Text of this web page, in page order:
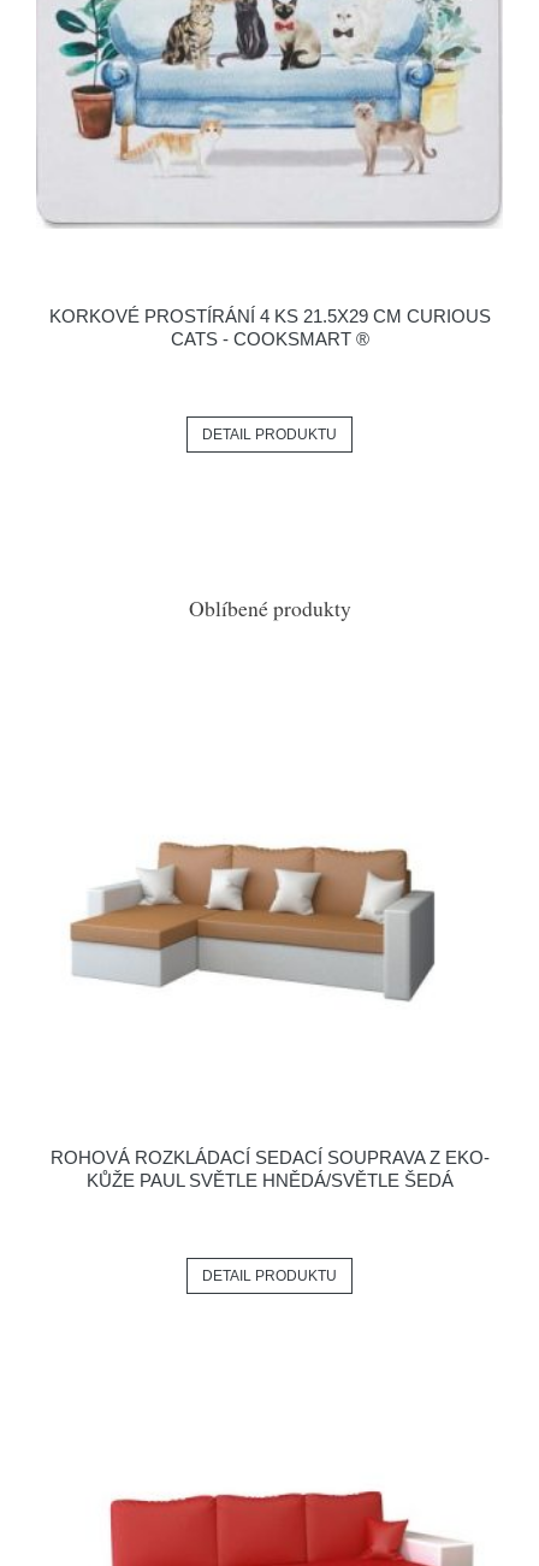
KORKOVÉ PROSTÍRÁNÍ 4 KS 21.5X29 CM CURIOUS
CATS - COOKSMART ®
DETAIL PRODUKTU
Oblíbené produkty
ROHOVÁ ROZKLÁDACÍ SEDACÍ SOUPRAVA Z EKO-
KŮŽE PAUL SVĚTLE HNĚDÁ/SVĚTLE ŠEDÁ
DETAIL PRODUKTU